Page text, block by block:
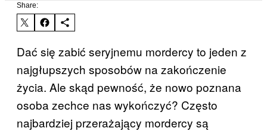
Share:
Dać się zabić seryjnemu mordercy to jeden z
najgłupszych sposobów na zakończenie
życia. Ale skąd pewność, że nowo poznana
osoba zechce nas wykończyć? Często
najbardziej przerażający mordercy są